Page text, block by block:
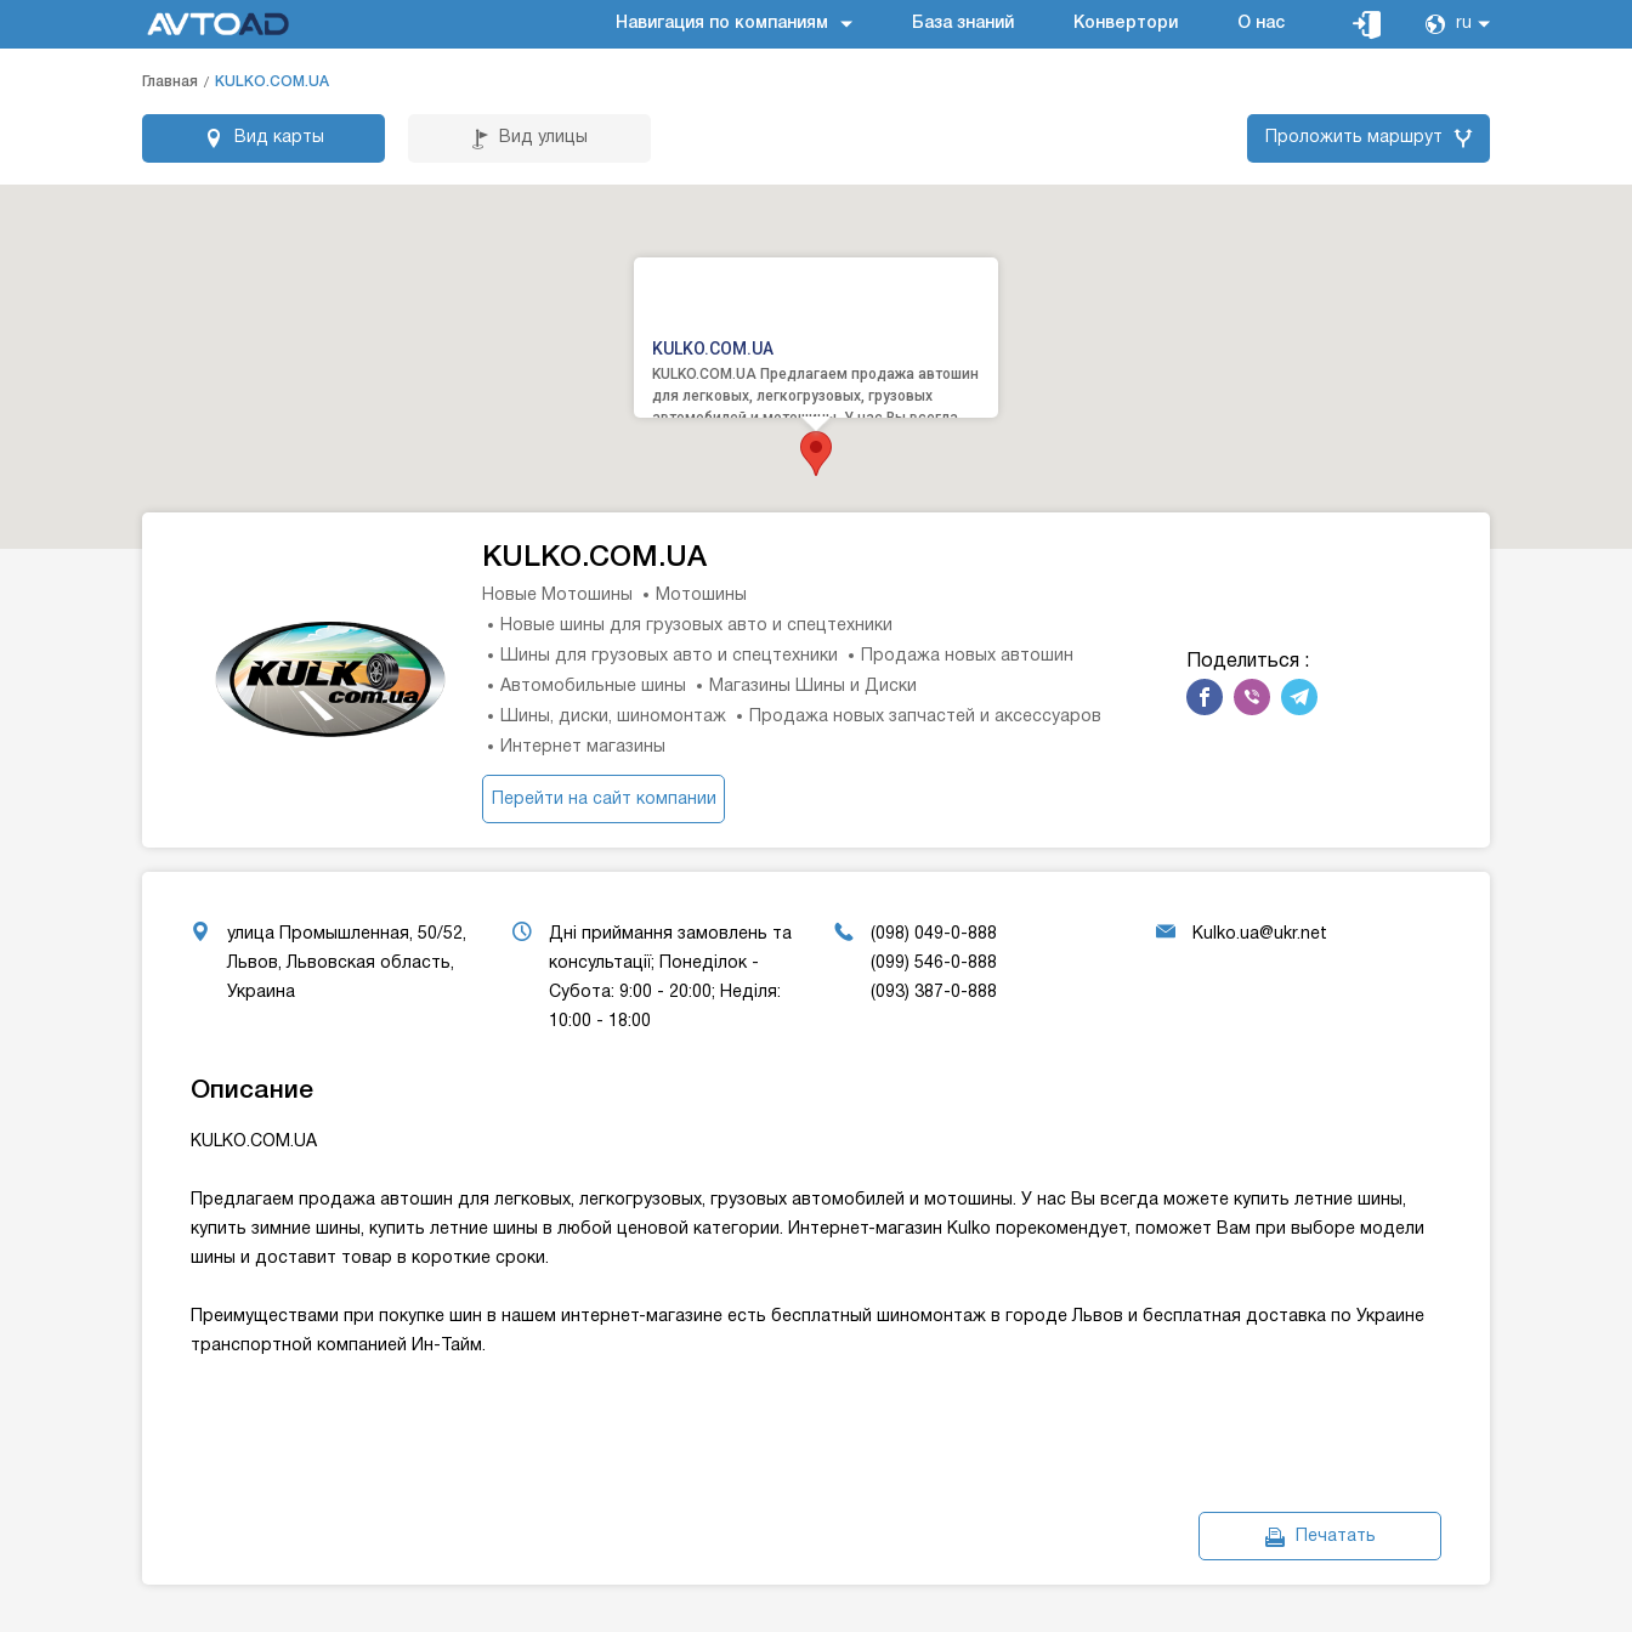
Навигация по компаниям База знаний Конвертори О нас ru
Главная KULKO.COM.UA
Вид карты Вид улицы Проложить маршрут
KULKO.COM.UA
KULKO.COM.UA Предлагаем продажа автошин
для легковых, легкогрузовых, грузовых
автомобилей и мотошины. У нас Вы всегда
можете купить летние шин...
KULKO.COM.UA
Новые Мотошины
Мотошины
Новые шины для грузовых авто и спецтехники
Шины для грузовых авто и спецтехники
Продажа новых автошин
Автомобильные шины
Магазины Шины и Диски
Шины, диски, шиномонтаж
Продажа новых запчастей и аксессуаров
Интернет магазины
Перейти на сайт компании
Поделиться :
улица Промышленная, 50/52,
Львов, Львовская область,
Украина
Дні приймання замовлень та
консультації; Понеділок -
Cубота: 9:00 - 20:00; Неділя:
10:00 - 18:00
(098) 049-0-888
(099) 546-0-888
(093) 387-0-888
Kulko.ua@ukr.net
Описание
KULKO.COM.UA
Предлагаем продажа автошин для легковых, легкогрузовых, грузовых автомобилей и мотошины. У нас Вы всегда можете купить летние шины,
купить зимние шины, купить летние шины в любой ценовой категории. Интернет-магазин Kulko порекомендует, поможет Вам при выборе модели
шины и доставит товар в короткие сроки.
Преимуществами при покупке шин в нашем интернет-магазине есть бесплатный шиномонтаж в городе Львов и бесплатная доставка по Украине
транспортной компанией Ин-Тайм.
Печатать